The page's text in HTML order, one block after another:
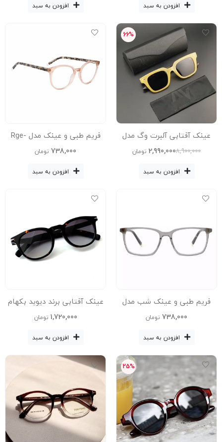
افزودن به سبد
افزودن به سبد
66%
عینک آفتابی آلبرت وگ مدل
S31105C2 Acetate Avantgarde
8,900,000
2,990,000 تومان
افزودن به سبد
فریم طبی و عینک مدل Rge-
025-C4
738,000 تومان
افزودن به سبد
فریم طبی و عینک شب مدل
Rga-099-Gry
738,000 تومان
افزودن به سبد
عینک آفتابی برند دیوید بکهام
مدل 1047-Leo
1,720,000 تومان
افزودن به سبد
25%